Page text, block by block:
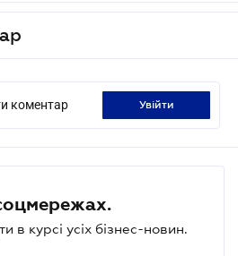
коментар увійти
в курсі усіх бізнес-новин.